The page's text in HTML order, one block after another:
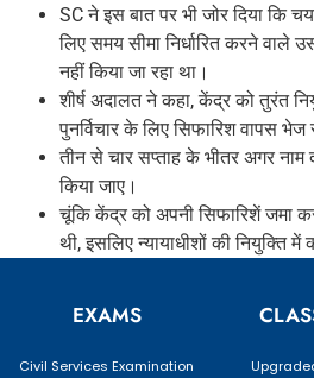
SC ने इस बात पर भी जोर दिया कि
लिए समय सीमा निर्धारित करने
नहीं किया जा रहा था।
शीर्ष अदालत ने कहा, केंद्र को तुरंत
पुनर्विचार के लिए सिफारिश वापस
तीन से चार सप्ताह के भीतर अगर नाम
किया जाए।
चूंकि केंद्र को अपनी सिफारिशें जमा
थी, इसलिए न्यायाधीशों की नियुक्ति में
EXAMS
Civil Services Examination